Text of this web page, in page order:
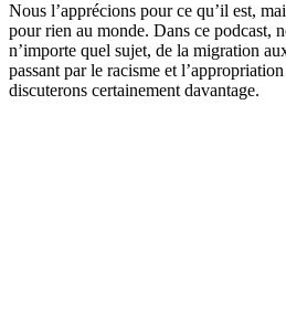
Nous l’apprécions pour ce qu’il est,
pour rien au monde. Dans ce podcast,
n’importe quel sujet, de la migration
passant par le racisme et
discuterons certainement davantage.